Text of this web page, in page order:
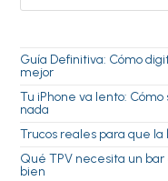
Guía Definitiva: Cómo
mejor
Tu iPhone va lento:
nada
Trucos reales para que
Qué TPV necesita un
bien